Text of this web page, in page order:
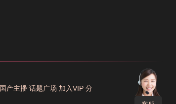
国产主播 话题广场 加入VIP 分